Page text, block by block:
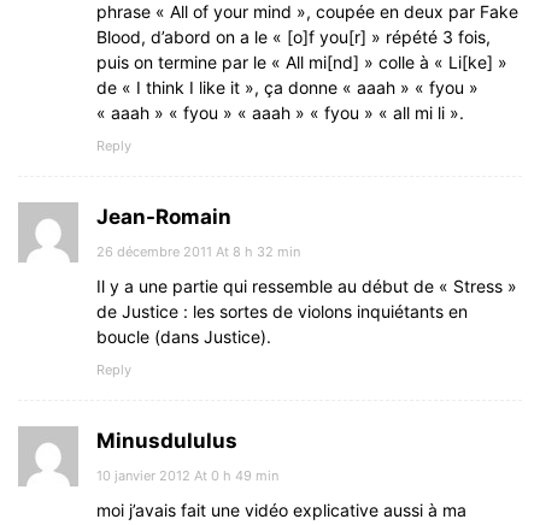
phrase « All of your mind », coupée en deux par Fake
Blood, d’abord on a le « [o]f you[r] » répété 3 fois,
puis on termine par le « All mi[nd] » colle à « Li[ke] »
de « I think I like it », ça donne « aaah » « fyou »
« aaah » « fyou » « aaah » « fyou » « all mi li ».
Reply
Jean-Romain
26 décembre 2011 At 8 h 32 min
Il y a une partie qui ressemble au début de « Stress »
de Justice : les sortes de violons inquiétants en
boucle (dans Justice).
Reply
Minusdululus
10 janvier 2012 At 0 h 49 min
moi j’avais fait une vidéo explicative aussi à ma